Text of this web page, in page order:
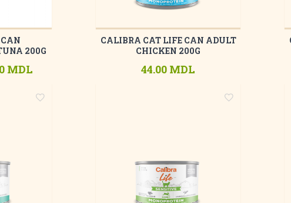
200G
MDL
CALIBRA CAT LIFE CAN ADULT
CHICKEN 200G
44.00 MDL